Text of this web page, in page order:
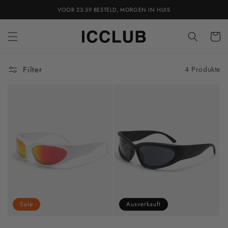
Inhalt
VOOR 23:59 BESTELD, MORGEN IN HUIS
Filter 4 Produkte
Sale Ausverkauft